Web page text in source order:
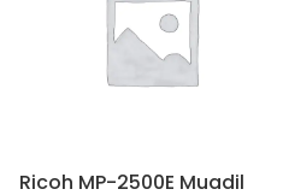
Ricoh MP-2500E Muadil